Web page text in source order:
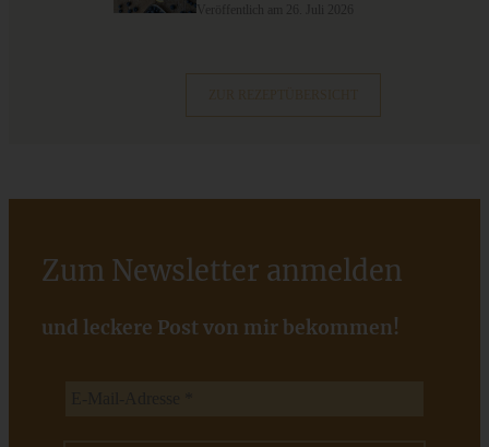
Veröffentlich am 26. Juli 2026
Zum Newsletter anmelden
und leckere Post von mir bekommen!